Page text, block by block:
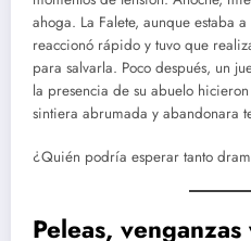
ahoga. La Falete, aunque estaba
reaccionó rápido y tuvo que
para salvarla. Poco después, un
la presencia de su abuelo
sintiera abrumada y abandonara
¿Quién podría esperar tanto
Peleas,